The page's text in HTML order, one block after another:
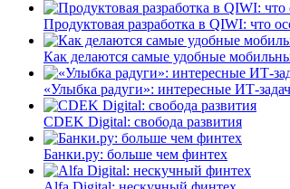
Продуктовая разработка в QIWI: что
Как делаются самые удобные
«Улыбка радуги»: интересные ИТ-
CDEK Digital: свобода развития
Банки.ру: больше чем финтех